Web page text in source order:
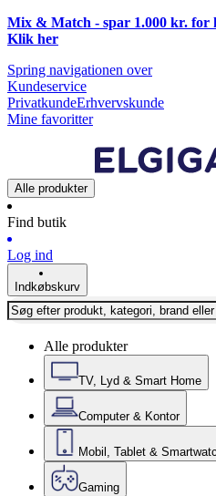
Mix & Match - spar 1.000 kr. for
Klik her
Spring navigationen over
Kundeservice
PrivatkundeErhvervskunde
Mine favoritter
Alle produkter
Find butik
Log ind
Indkøbskurv
Alle produkter
TV, Lyd & Smart Home
Computer & Kontor
Mobil, Tablet &
Gaming